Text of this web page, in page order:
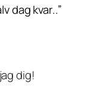
dag kvar..”
dig!